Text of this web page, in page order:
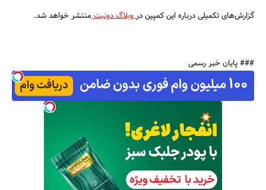
گزارش‌های تکمیلی درباره این کمپین دروبلاگ دونیتمنتشر خواهد شد.
### پایان خبر رسمی